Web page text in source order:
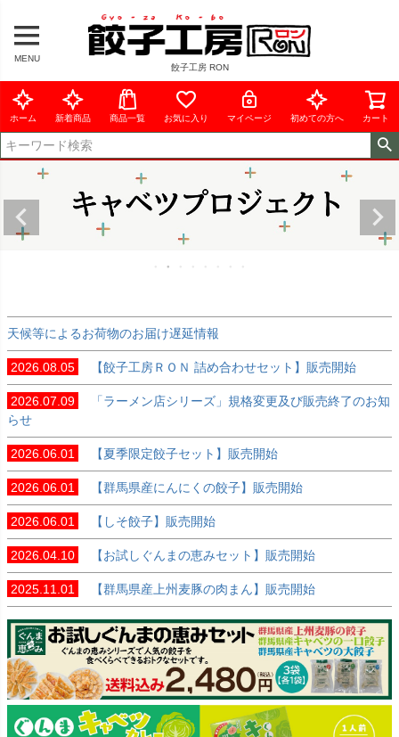
MENU
餃子工房 RON
ホーム 新着商品 商品一覧 お気に入り マイページ 初めての方へ カート
天候等によるお荷物のお届け遅延情報
2026.08.05 【餃子工房ＲＯＮ 詰め合わせセット】販売開始
2026.07.09
「ラーメン店シリーズ」規格変更及び販売終了のお知
らせ
2026.06.01 【夏季限定餃子セット】販売開始
2026.06.01 【群馬県産にんにくの餃子】販売開始
2026.06.01 【しそ餃子】販売開始
2026.04.10 【お試しぐんまの恵みセット】販売開始
2025.11.01 【群馬県産上州麦豚の肉まん】販売開始